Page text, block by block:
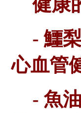
健康
- 鱷
心血管
- 魚